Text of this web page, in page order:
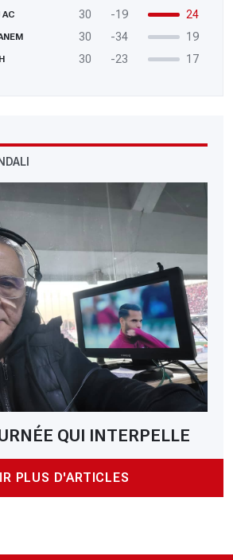
AC 30 -19
24
30 -34
19
30 -23 17
QUI INTERPELLE
PLUS D'ARTICLES